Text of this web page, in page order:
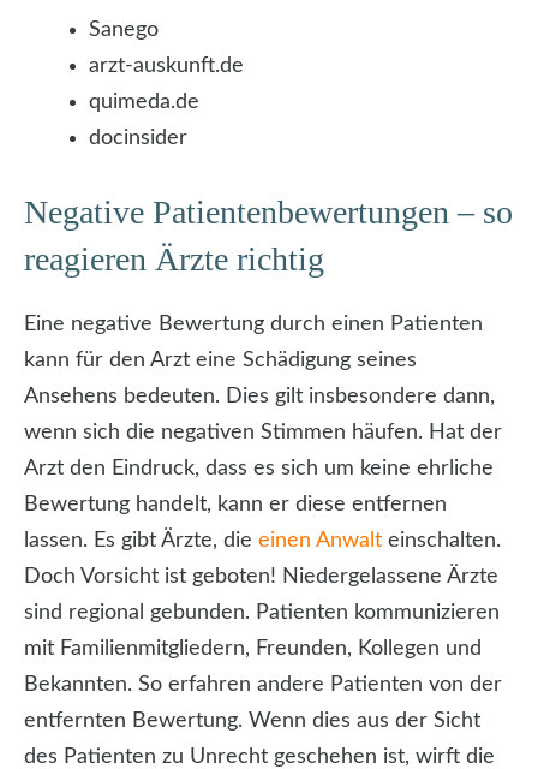
Sanego
arzt-auskunft.de
quimeda.de
docinsider
Negative Patientenbewertungen – so
reagieren Ärzte richtig
Eine negative Bewertung durch einen Patienten
kann für den Arzt eine Schädigung seines
Ansehens bedeuten. Dies gilt insbesondere dann,
wenn sich die negativen Stimmen häufen. Hat der
Arzt den Eindruck, dass es sich um keine ehrliche
Bewertung handelt, kann er diese entfernen
lassen. Es gibt Ärzte, die einen Anwalt einschalten.
Doch Vorsicht ist geboten! Niedergelassene Ärzte
sind regional gebunden. Patienten kommunizieren
mit Familienmitgliedern, Freunden, Kollegen und
Bekannten. So erfahren andere Patienten von der
entfernten Bewertung. Wenn dies aus der Sicht
des Patienten zu Unrecht geschehen ist, wirft die